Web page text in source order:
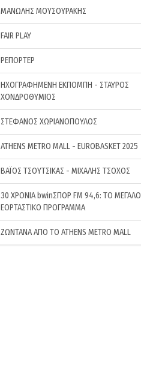
ΜΑΝΩΛΗΣ ΜΟΥΣΟΥΡΑΚΗΣ
FAIR PLAY
ΡΕΠΟΡΤΕΡ
ΗΧΟΓΡΑΦΗΜΕΝΗ ΕΚΠΟΜΠΗ - ΣΤΑΥΡΟΣ
ΧΟΝΔΡΟΘΥΜΙΟΣ
ΣΤΕΦΑΝΟΣ ΧΩΡΙΑΝΟΠΟΥΛΟΣ
ATHENS METRO MALL - EUROBASKET 2025
ΒΑΪΟΣ ΤΣΟΥΤΣΙΚΑΣ - ΜΙΧΑΛΗΣ ΤΣΟΧΟΣ
30 ΧΡΟΝΙΑ bwinΣΠΟΡ FM 94,6: ΤΟ ΜΕΓΑΛΟ
ΕΟΡΤΑΣΤΙΚΟ ΠΡΟΓΡΑΜΜΑ
ΖΩΝΤΑΝΑ ΑΠΟ ΤΟ ATHENS METRO MALL